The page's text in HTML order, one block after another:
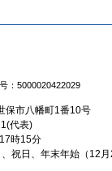
：5000020422029
保市八幡町1番10号
代表)
時15分
祝日、年末年始（12月